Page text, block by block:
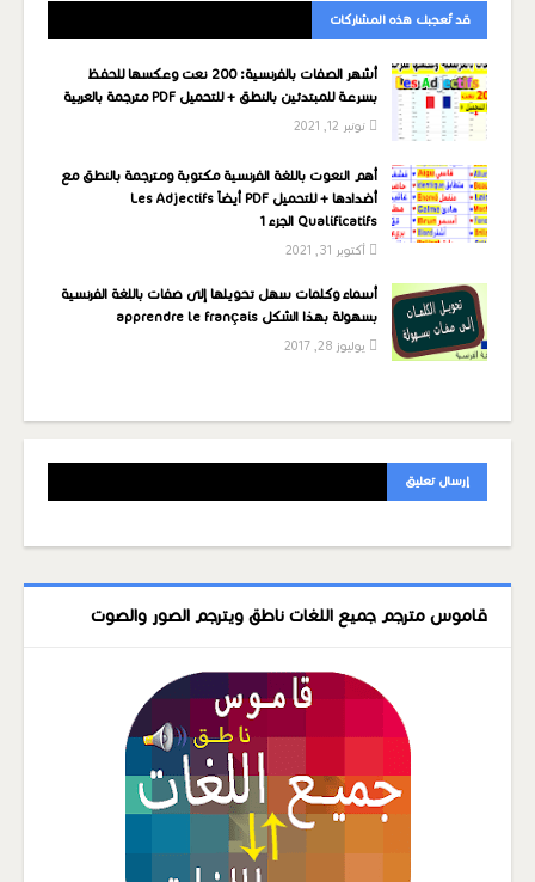
قد تُعجبك هذه المشاركات
أشهر الصفات بالفرنسية: 200 نعت وعكسها للحفظ
بسرعة للمبتدئين بالنطق + للتحميل PDF مترجمة بالعربية
نونبر 12, 2021
أهم النعوت باللغة الفرنسية مكتوبة ومترجمة بالنطق مع
أضدادها + للتحميل PDF أيضاً Les Adjectifs
Qualificatifs الجزء 1
أكتوبر 31, 2021
أسماء وكلمات سهل تحويلها إلى صفات باللغة الفرنسية
بسهولة بهذا الشكل apprendre le français
يوليوز 28, 2017
إرسال تعليق
قاموس مترجم جميع اللغات ناطق ويترجم الصور والصوت